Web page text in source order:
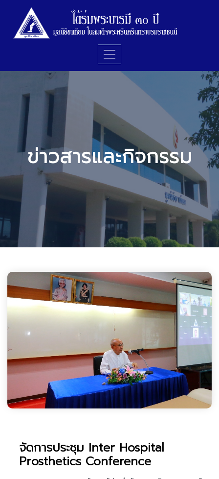
ข่าวสารและกิจกรรม
จัดการประชุม Inter Hospital
Prosthetics Conference